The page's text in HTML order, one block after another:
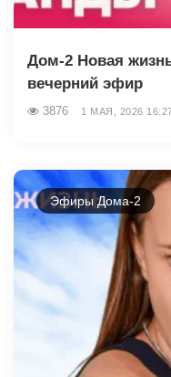
Дом-2 Новая
вечерний эфир
3876 1 МАЯ, 2026
Эфиры Дома-2